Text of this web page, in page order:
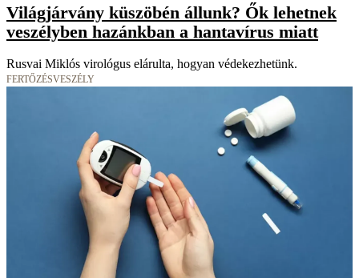
Világjárvány küszöbén állunk? Ők lehetnek
veszélyben hazánkban a hantavírus miatt
Rusvai Miklós virológus elárulta, hogyan védekezhetünk.
FERTŐZÉSVESZÉLY